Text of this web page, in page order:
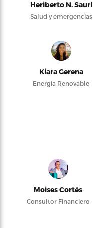
Heriberto N. Saurí
Salud y emergencias
Kiara Gerena
Energía Renovable
Moises Cortés
Consultor Financiero